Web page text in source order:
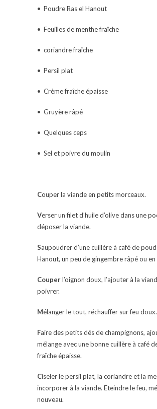
• Poudre Ras el Hanout
• Feuilles de menthe fraîche
• coriandre fraîche
• Persil plat
• Crème fraîche épaisse
• Gruyère râpé
• Quelques ceps
• Sel et poivre du moulin
Couper la viande en petits morceaux.
Verser un filet d’huile d’olive dans une
déposer la viande.
Saupoudrer d’une cuillère à café de
Hanout, un peu de gingembre râpé ou
Couperl’oignon doux, l’ajouter à la
poivrer.
Mélanger le tout, réchauffer sur feu doux.
Faire des petits dés de champignons,
mélange avec une bonne cuillère à café
fraîche épaisse.
Ciseler le persil plat, la coriandre et la
incorporer à la viande. Eteindre le feu,
nouveau.